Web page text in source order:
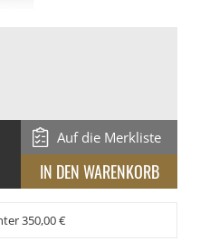
Auf die Merkliste
350,00 €